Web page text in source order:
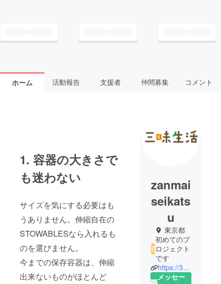
ホーム 活動報告 支援者 仲間募集 コメント
1. 容器の大きさで
も迷わない
サイズを気にする必要はも
うありません。伸縮自在の
STOWABLESなら入れるも
のを選びません。
今までの保存容器は、伸縮
出来ないものがほとんど
zanmai
seikats
u
東京都
初めてのプ
ロジェクト
です
https://3mai.jp
メッセー